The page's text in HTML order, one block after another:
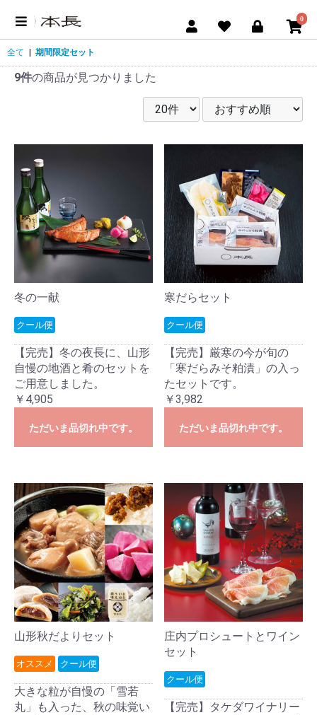
0
全て | 期間限定セット
9件の商品が見つかりました
冬の一献
クール便
【完売】冬の夜長に、山形
自慢の地酒と肴のセットを
ご用意しました。
￥4,905
ただいま品切れ中です。
寒だらセット
クール便
【完売】厳寒の今が旬の
「寒だらみそ粕漬」の入っ
たセットです。
￥3,982
ただいま品切れ中です。
山形秋だよりセット
オススメ クール便
大きな粒が自慢の「雪若
丸」も入った、秋の味覚い
庄内プロシュートとワイン
セット
クール便
【完売】タケダワイナリー